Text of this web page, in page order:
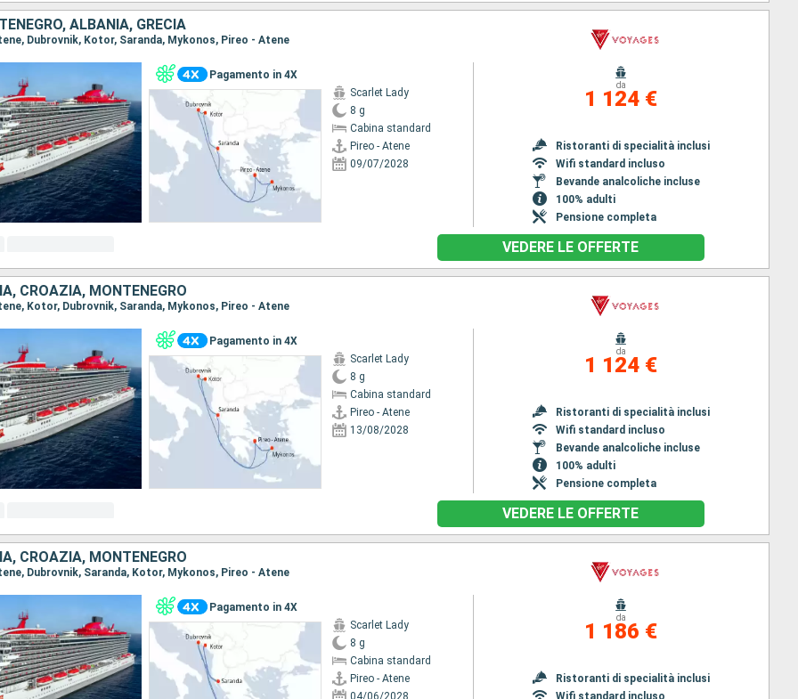
ALBANIA, GRECIA
Dubrovnik, Kotor, Saranda, Mykonos, Pireo - Atene
Pagamento in 4X
Scarlet Lady
8 g
Cabina standard
Pireo - Atene
09/07/2028
da
1 124 €
Ristoranti di specialità inclusi
Wifi standard incluso
Bevande analcoliche incluse
100% adulti
Pensione completa
VEDERE LE OFFERTE
CROAZIA, MONTENEGRO
Kotor, Dubrovnik, Saranda, Mykonos, Pireo - Atene
Pagamento in 4X
Scarlet Lady
8 g
Cabina standard
Pireo - Atene
13/08/2028
da
1 124 €
Ristoranti di specialità inclusi
Wifi standard incluso
Bevande analcoliche incluse
100% adulti
Pensione completa
VEDERE LE OFFERTE
CROAZIA, MONTENEGRO
Dubrovnik, Saranda, Kotor, Mykonos, Pireo - Atene
Pagamento in 4X
Scarlet Lady
8 g
Cabina standard
Pireo - Atene
04/06/2028
da
1 186 €
Ristoranti di specialità inclusi
Wifi standard incluso